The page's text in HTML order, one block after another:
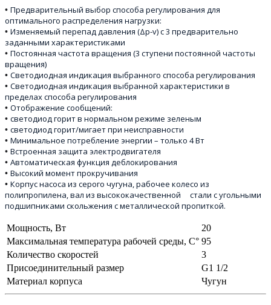
• Предварительный выбор способа регулирования для
оптимального распределения нагрузки:
• Изменяемый перепад давления (Δp-v) с 3 предварительно
заданными характеристиками
• Постоянная частота вращения (3 ступени постоянной частоты
вращения)
• Светодиодная индикация выбранного способа регулирования
• Светодиодная индикация выбранной характеристики в
пределах способа регулирования
• Отображение сообщений:
• светодиод горит в нормальном режиме зеленым
• светодиод горит/мигает при неисправности
• Минимальное потребление энергии – только 4 Вт
• Встроенная защита электродвигателя
• Автоматическая функция деблокирования
• Высокий момент прокручивания
• Корпус насоса из серого чугуна, рабочее колесо из
полипропилена, вал из высококачественной стали с угольными
подшипниками скольжения с металлической пропиткой.
Мощность, Вт
20
Максимальная температура рабочей среды, С° 95
Количество скоростей
3
Присоединительный размер
G1 1/2
Материал корпуса
Чугун